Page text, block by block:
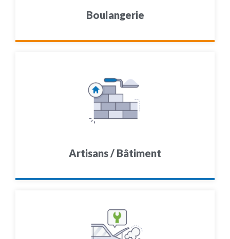
Boulangerie
Artisans / Bâtiment